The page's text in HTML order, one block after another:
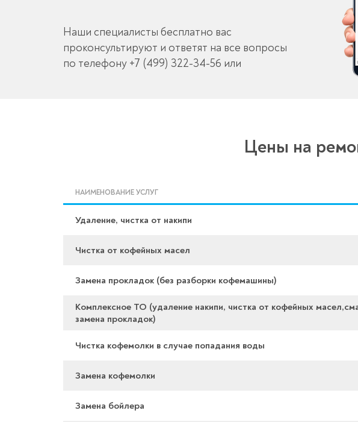
Наши специалисты бесплатно вас
проконсультируют и ответят на все вопросы
по телефону +7 (499) 322-34-56 или
Цены на
НАИМЕНОВАНИЕ УСЛУГ
Удаление, чистка от накипи
Чистка от кофейных масел
Замена прокладок (без разборки кофемашины)
Комплексное ТО (удаление накипи, чистка от кофейных
замена прокладок)
Чистка кофемолки в случае попадания воды
Замена кофемолки
Замена бойлера